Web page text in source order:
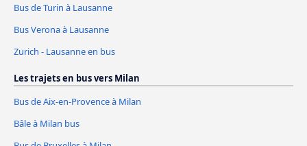
Bus de Turin à Lausanne
Bus Verona à Lausanne
Zurich - Lausanne en bus
Les trajets en bus vers Milan
Bus de Aix-en-Provence à Milan
Bâle à Milan bus